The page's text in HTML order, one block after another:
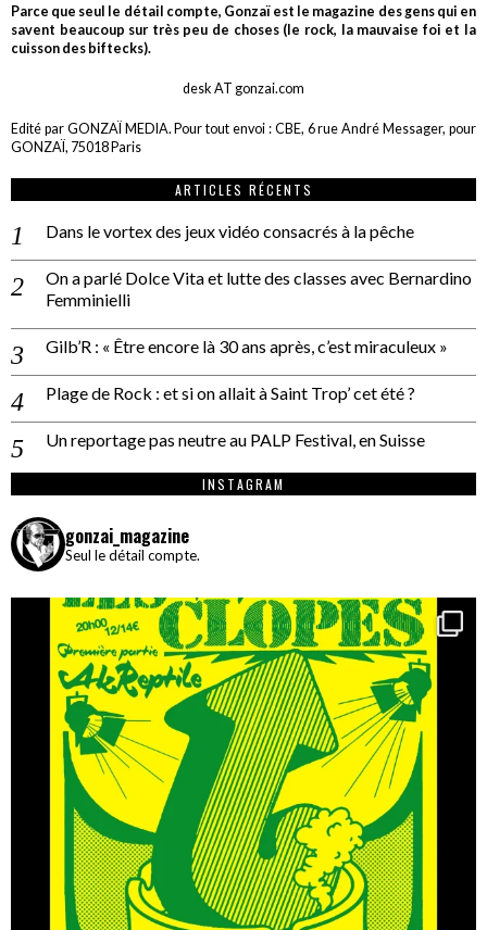
Parce que seul le détail compte, Gonzaï est le magazine des gens qui en
savent beaucoup sur très peu de choses (le rock, la mauvaise foi et la
cuisson des biftecks).
desk AT gonzai.com
Edité par GONZAÏ MEDIA. Pour tout envoi : CBE, 6 rue André Messager, pour
GONZAÏ, 75018 Paris
ARTICLES RÉCENTS
Dans le vortex des jeux vidéo consacrés à la pêche
On a parlé Dolce Vita et lutte des classes avec Bernardino
Femminielli
Gilb’R : « Être encore là 30 ans après, c’est miraculeux »
Plage de Rock : et si on allait à Saint Trop’ cet été ?
Un reportage pas neutre au PALP Festival, en Suisse
INSTAGRAM
gonzai_magazine
Seul le détail compte.